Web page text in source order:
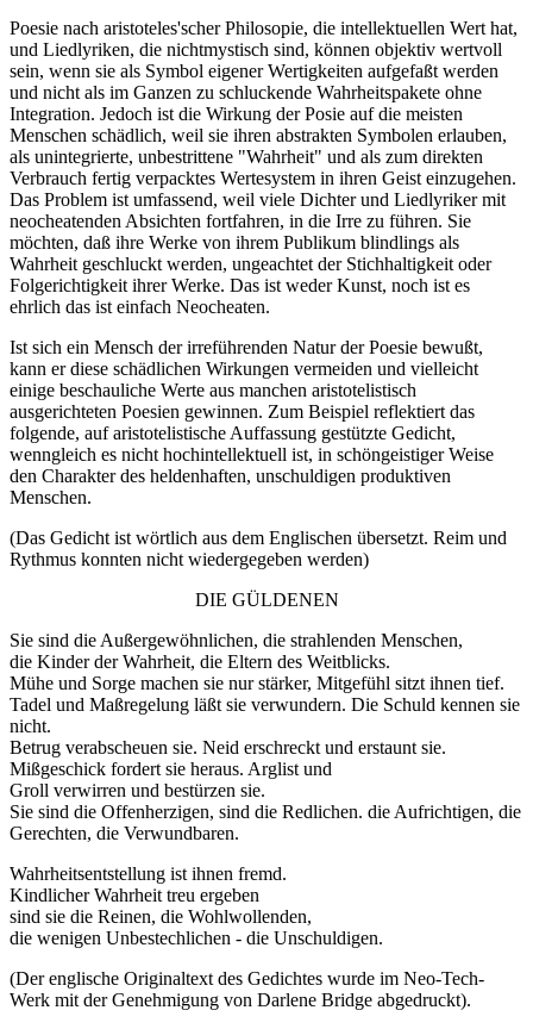
Poesie nach aristoteles'scher Philosopie, die intellektuellen Wert hat,
und Liedlyriken, die nichtmystisch sind, können objektiv wertvoll
sein, wenn sie als Symbol eigener Wertigkeiten aufgefaßt werden
und nicht als im Ganzen zu schluckende Wahrheitspakete ohne
Integration. Jedoch ist die Wirkung der Posie auf die meisten
Menschen schädlich, weil sie ihren abstrakten Symbolen erlauben,
als unintegrierte, unbestrittene "Wahrheit" und als zum direkten
Verbrauch fertig verpacktes Wertesystem in ihren Geist einzugehen.
Das Problem ist umfassend, weil viele Dichter und Liedlyriker mit
neocheatenden Absichten fortfahren, in die Irre zu führen. Sie
möchten, daß ihre Werke von ihrem Publikum blindlings als
Wahrheit geschluckt werden, ungeachtet der Stichhaltigkeit oder
Folgerichtigkeit ihrer Werke. Das ist weder Kunst, noch ist es
ehrlich das ist einfach Neocheaten.
Ist sich ein Mensch der irreführenden Natur der Poesie bewußt,
kann er diese schädlichen Wirkungen vermeiden und vielleicht
einige beschauliche Werte aus manchen aristotelistisch
ausgerichteten Poesien gewinnen. Zum Beispiel reflektiert das
folgende, auf aristotelistische Auffassung gestützte Gedicht,
wenngleich es nicht hochintellektuell ist, in schöngeistiger Weise
den Charakter des heldenhaften, unschuldigen produktiven
Menschen.
(Das Gedicht ist wörtlich aus dem Englischen übersetzt. Reim und
Rythmus konnten nicht wiedergegeben werden)
DIE GÜLDENEN
Sie sind die Außergewöhnlichen, die strahlenden Menschen,
die Kinder der Wahrheit, die Eltern des Weitblicks.
Mühe und Sorge machen sie nur stärker, Mitgefühl sitzt ihnen tief.
Tadel und Maßregelung läßt sie verwundern. Die Schuld kennen sie
nicht.
Betrug verabscheuen sie. Neid erschreckt und erstaunt sie.
Mißgeschick fordert sie heraus. Arglist und
Groll verwirren und bestürzen sie.
Sie sind die Offenherzigen, sind die Redlichen. die Aufrichtigen, die
Gerechten, die Verwundbaren.
Wahrheitsentstellung ist ihnen fremd.
Kindlicher Wahrheit treu ergeben
sind sie die Reinen, die Wohlwollenden,
die wenigen Unbestechlichen - die Unschuldigen.
(Der englische Originaltext des Gedichtes wurde im Neo-Tech-
Werk mit der Genehmigung von Darlene Bridge abgedruckt).